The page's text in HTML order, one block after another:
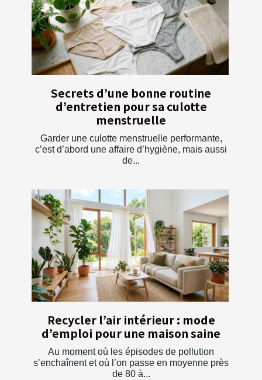
Secrets d’une bonne routine
d’entretien pour sa culotte
menstruelle
Garder une culotte menstruelle performante,
c’est d’abord une affaire d’hygiène, mais aussi
de...
Recycler l’air intérieur : mode
d’emploi pour une maison saine
Au moment où les épisodes de pollution
s’enchaînent et où l’on passe en moyenne près
de 80 à...